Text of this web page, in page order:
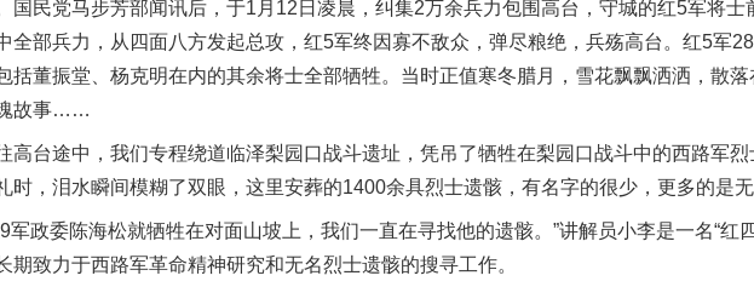
国民党马步芳部闻讯后，于1月12日凌晨，纠集2万余兵力包围高台，守城的红5军将
全部兵力，从四面八方发起总攻，红5军终因寡不敌众，弹尽粮绝，兵殇高台。红5军
括董振堂、杨克明在内的其余将士全部牺牲。当时正值寒冬腊月，雪花飘飘洒洒，散
故事……
台途中，我们专程绕道临泽梨园口战斗遗址，凭吊了牺牲在梨园口战斗中的西路军烈
时，泪水瞬间模糊了双眼，这里安葬的1400余具烈士遗骸，有名字的很少，更多的是
政委陈海松就牺牲在对面山坡上，我们一直在寻找他的遗骸。”讲解员小李是一名“红
期致力于西路军革命精神研究和无名烈士遗骸的搜寻工作。